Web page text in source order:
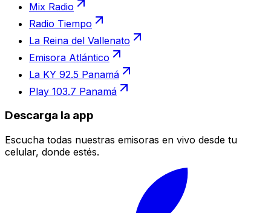
Mix Radio
Radio Tiempo
La Reina del Vallenato
Emisora Atlántico
La KY 92.5 Panamá
Play 103.7 Panamá
Descarga la app
Escucha todas nuestras emisoras en vivo desde tu
celular, donde estés.